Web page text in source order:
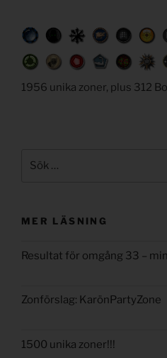
1956 unika zoner, plus 312
MER LÄSNING
Resultat för omgång 33 –
Zonförslag: KarönPartyZone
1500 unika zoner!!!